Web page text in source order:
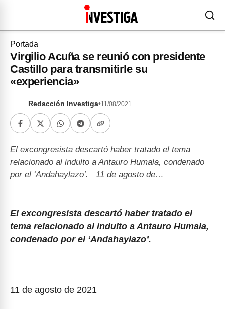
Portada
Virgilio Acuña se reunió con presidente
Castillo para transmitirle su
«experiencia»
Redacción Investiga•11/08/2021
El excongresista descartó haber tratado el tema
relacionado al indulto a Antauro Humala, condenado
por el ‘Andahaylazo’. 11 de agosto de…
El excongresista descartó haber tratado el
tema relacionado al indulto a Antauro Humala,
condenado por el ‘Andahaylazo’.
11 de agosto de 2021